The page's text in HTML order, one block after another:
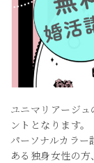
ユニマリアージ
ントとなります。
パーソナルカラ
ある独身女性の方